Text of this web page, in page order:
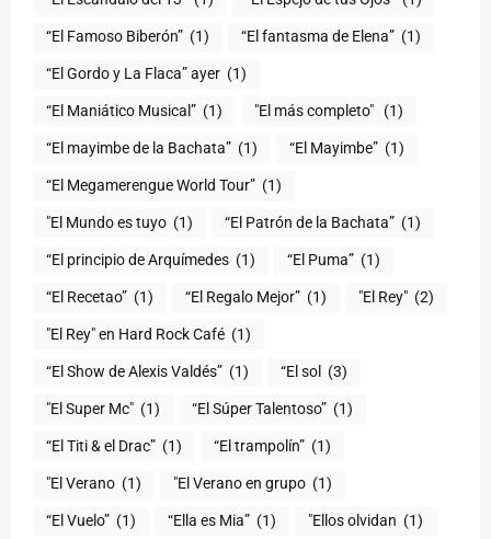
“El Famoso Biberón” (1) “El fantasma de Elena” (1)
“El Gordo y La Flaca” ayer (1)
“El Maniático Musical” (1) "El más completo" ​ (1)
“El mayimbe de la Bachata” (1) “El Mayimbe” (1)
“El Megamerengue World Tour” (1)
"El Mundo es tuyo (1) “El Patrón de la Bachata” (1)
“El principio de Arquímedes (1) “El Puma” (1)
“El Recetao” (1) “El Regalo Mejor” (1) "El Rey" (2)
"El Rey" en Hard Rock Café (1)
“El Show de Alexis Valdés” (1) “El sol (3)
"El Super Mc" (1) (1)
“El Titi & el Drac” (1) “El trampolín” (1)
"El Verano (1) "El Verano en grupo (1)
(1) “Ella es Mia” (1) "Ellos olvidan (1)